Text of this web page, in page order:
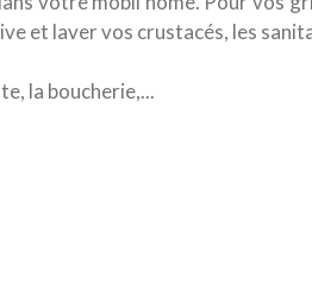
et laver vos crustacés, les
la boucherie,...